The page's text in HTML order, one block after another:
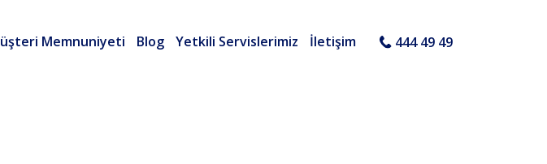
Memnuniyeti Blog Yetkili Servislerimiz İletişim 444 49 49